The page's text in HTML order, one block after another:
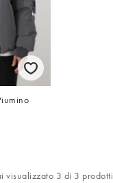
visualizzato 3 di 3 prodotti